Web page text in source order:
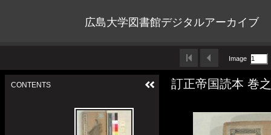
広島大学図書館デジタルアーカイブ